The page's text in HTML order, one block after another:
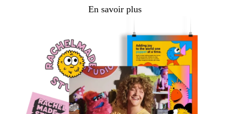
En savoir plus